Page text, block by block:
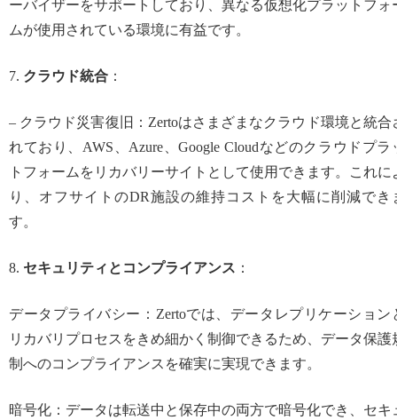
ーバイザーをサポートしており、異なる仮想化プラットフォ
ムが使用されている環境に有益です。
7. クラウド統合 ：
– クラウド災害復旧：Zertoはさまざまなクラウド環境と統合
れており、AWS、Azure、Google Cloudなどのクラウドプラ
トフォームをリカバリーサイトとして使用できます。これに
り、オフサイトのDR施設の維持コストを大幅に削減でき
す。
8. セキュリティとコンプライアンス ：
データプライバシー：Zertoでは、データレプリケーション
リカバリプロセスをきめ細かく制御できるため、データ保護
制へのコンプライアンスを確実に実現できます。
暗号化：データは転送中と保存中の両方で暗号化でき、セキ